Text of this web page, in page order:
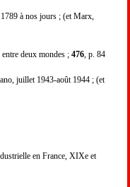
à nos jours ; (et Marx,
deux mondes ; 476 , p. 84
juillet 1943-août 1944 ; (et
en France, XIXe et